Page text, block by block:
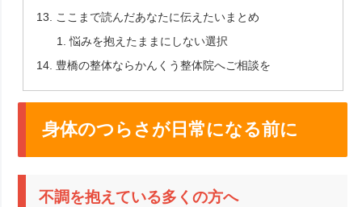
ここまで読んだあなたに伝えたいまとめ
悩みを抱えたままにしない選択
豊橋の整体ならかんくう整体院へご相談を
身体のつらさが日常になる前に
不調を抱えている多くの方へ